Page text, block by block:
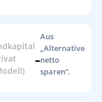
–
Aus
„Alternative
netto
sparen“.